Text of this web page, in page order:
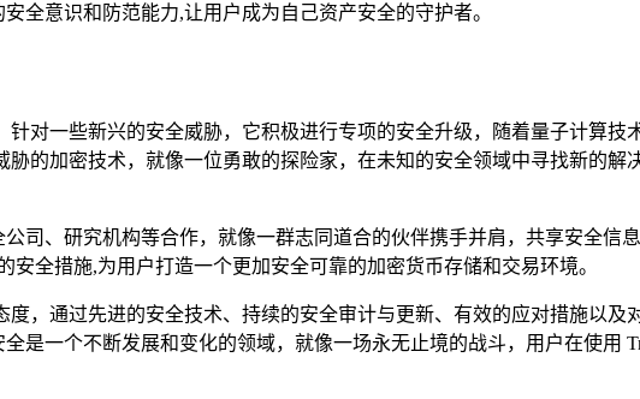
全意识和防范能力,让用户成为自己资产安全的守护者。
对一些新兴的安全威胁，它积极进行专项的安全升级，随着量子计算
的加密技术，就像一位勇敢的探险家，在未知的安全领域中寻找新的
司、研究机构等合作，就像一群志同道合的伙伴携手并肩，共享安全信
全措施,为用户打造一个更加安全可靠的加密货币存储和交易环境。
，通过先进的安全技术、持续的安全审计与更新、有效的应对措施以
是一个不断发展和变化的领域，就像一场永无止境的战斗，用户在使用